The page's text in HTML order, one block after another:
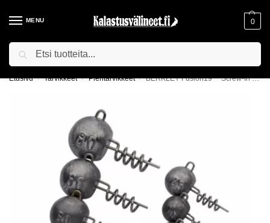
MENU 0
ILMAINEN TOIMITUS YLI 75€ TILAUKSILLE!
Etusivu / Tarvikkeet / Pientarvikkeet / BERKLEY Fusion19™ Screw-In Head